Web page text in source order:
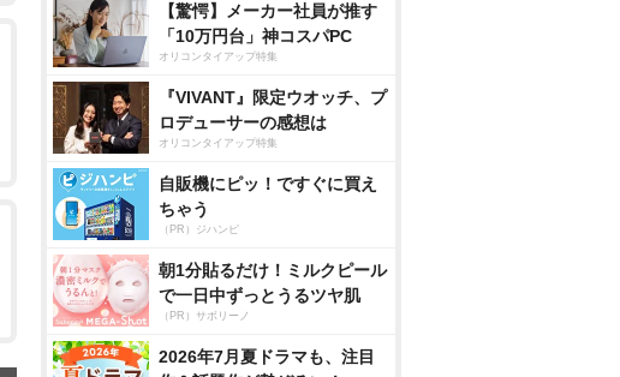
【驚愕】メーカー社員が推す
「10万円台」神コスパPC
オリコンタイアップ特集
『VIVANT』限定ウオッチ、プ
ロデューサーの感想は
オリコンタイアップ特集
自販機にピッ！ですぐに買え
ちゃう
（PR）ジハンピ
朝1分貼るだけ！ミルクピール
で一日中ずっとうるツヤ肌
（PR）サボリーノ
2026年7月夏ドラマも、注目